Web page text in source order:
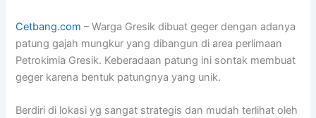
Cetbang.com – Warga Gresik dibuat geger dengan adanya
patung gajah mungkur yang dibangun di area perlimaan
Petrokimia Gresik. Keberadaan patung ini sontak membuat
geger karena bentuk patungnya yang unik.
Berdiri di lokasi yg sangat strategis dan mudah terlihat oleh